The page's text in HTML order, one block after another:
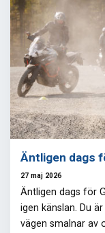
Äntligen dags
27 maj 2026
Äntligen dags för
igen känslan. Du
vägen smalnar av